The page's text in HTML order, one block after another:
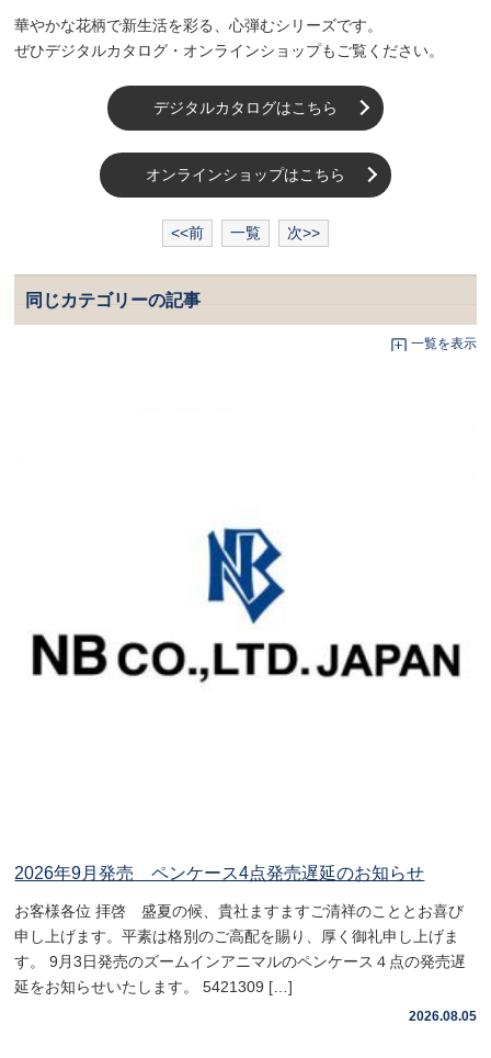
華やかな花柄で新生活を彩る、心弾むシリーズです。
ぜひデジタルカタログ・オンラインショップもご覧ください。
デジタルカタログはこちら
オンラインショップはこちら
<<前 一覧 次>>
同じカテゴリーの記事
一覧を表示
2026年9月発売 ペンケース4点発売遅延のお知らせ
お客様各位 拝啓 盛夏の候、貴社ますますご清祥のこととお喜び
申し上げます。平素は格別のご高配を賜り、厚く御礼申し上げま
す。 9月3日発売のズームインアニマルのペンケース４点の発売遅
延をお知らせいたします。 5421309 […]
2026.08.05